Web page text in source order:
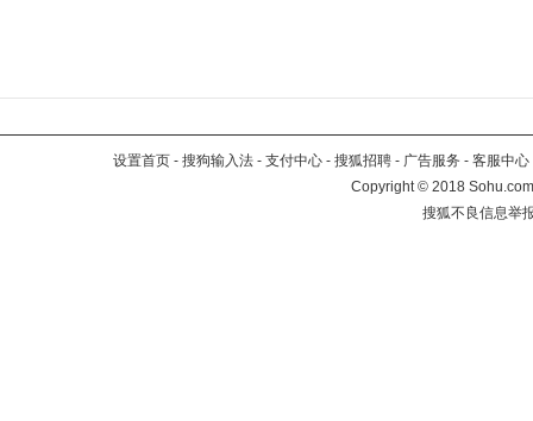
设置首页 - 搜狗输入法 - 支付中心 - 搜狐招聘 - 广告服务 - 客服中心
Copyright©2018
搜狐不良信息举